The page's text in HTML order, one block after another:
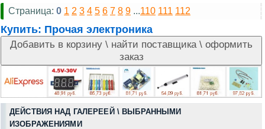
Страница: 0 1 2 3 4 5 6 7 8 9 ...110 111 112
Купить: Прочая электроника
ДЕЙСТВИЯ НАД ГАЛЕРЕЕЙ \ ВЫБРАННЫМИ
ИЗОБРАЖЕНИЯМИ